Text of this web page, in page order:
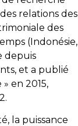
relations des
des
(Indonésie,
depuis
et a publié
en 2015,
la puissance